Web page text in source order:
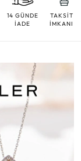
14 GÜNDE
İADE
TAKSİT
İMKANI